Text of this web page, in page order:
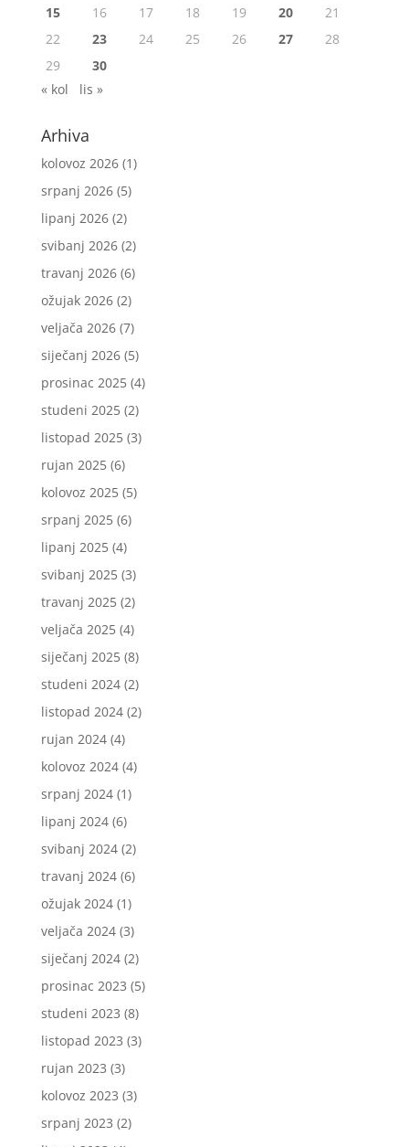
15
16 17 18 19 20
21
22
23 24 25 26 27
28
29
30
« kol
lis »
Arhiva
kolovoz 2026(1)
srpanj 2026(5)
lipanj 2026(2)
svibanj 2026(2)
travanj 2026(6)
ožujak 2026(2)
veljača 2026(7)
siječanj 2026(5)
prosinac 2025(4)
studeni 2025(2)
listopad 2025(3)
rujan 2025(6)
kolovoz 2025(5)
srpanj 2025(6)
lipanj 2025(4)
svibanj 2025(3)
travanj 2025(2)
veljača 2025(4)
siječanj 2025(8)
studeni 2024(2)
listopad 2024(2)
rujan 2024(4)
kolovoz 2024(4)
srpanj 2024(1)
lipanj 2024(6)
svibanj 2024(2)
travanj 2024(6)
ožujak 2024(1)
veljača 2024(3)
siječanj 2024(2)
prosinac 2023 (5)
studeni 2023 (8)
listopad 2023 (3)
rujan 2023 (3)
kolovoz 2023 (3)
srpanj 2023 (2)